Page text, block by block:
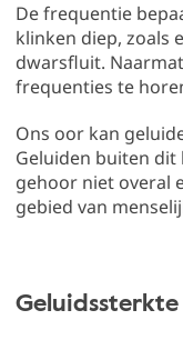
De frequentie
klinken diep, zoals
dwarsfluit.
frequenties te
Ons oor kan
Geluiden buiten
gehoor niet overal
gebied van
Geluidssterkte